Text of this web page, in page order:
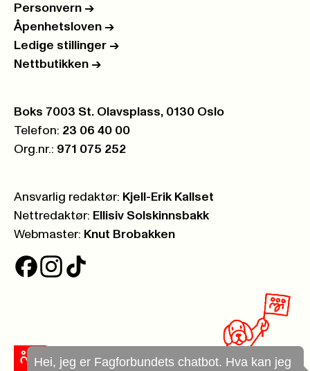
Hei, jeg er Fagforbundets chatbot. Hva kan jeg
Personvern ->
Åpenhetsloven ->
Ledige stillinger ->
Nettbutikken ->
Postboks:
Boks 7003 St. Olavsplass, 0130 Oslo
Telefon: 23 06 40 00
Org.nr.: 971 075 252
Ansvarlig redaktør: Kjell-Erik Kallset
Nettredaktør: Ellisiv Solskinnsbakk
Webmaster: Knut Brobakken